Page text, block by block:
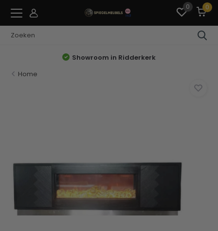
0 0
Showroom in Ridderkerk
Home